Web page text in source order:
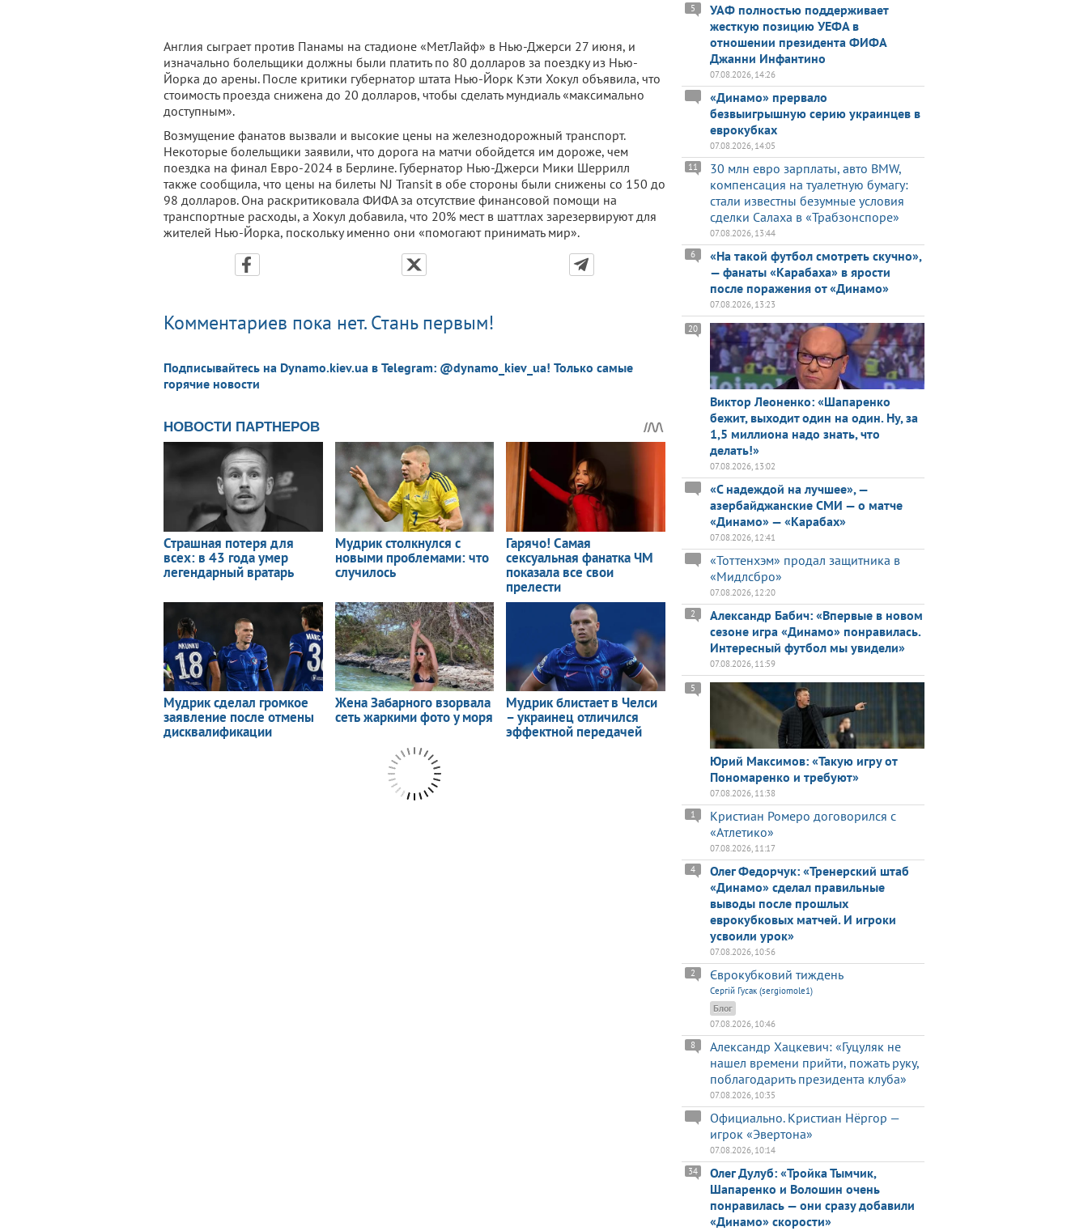
Англия сыграет против Панамы на стадионе «МетЛайф» в Нью-Джерси 27 июня, и
изначально болельщики должны были платить по 80 долларов за поездку из Нью-
Йорка до арены. После критики губернатор штата Нью-Йорк Кэти Хокул объявила, что
стоимость проезда снижена до 20 долларов, чтобы сделать мундиаль «максимально
доступным».
Возмущение фанатов вызвали и высокие цены на железнодорожный транспорт.
Некоторые болельщики заявили, что дорога на матчи обойдется им дороже, чем
поездка на финал Евро-2024 в Берлине. Губернатор Нью-Джерси Мики Шеррилл
также сообщила, что цены на билеты NJ Transit в обе стороны были снижены со 150 до
98 долларов. Она раскритиковала ФИФА за отсутствие финансовой помощи на
транспортные расходы, а Хокул добавила, что 20% мест в шаттлах зарезервируют для
жителей Нью-Йорка, поскольку именно они «помогают принимать мир».
Комментариев пока нет. Стань первым!
Подписывайтесь на Dynamo.kiev.ua в Telegram: @dynamo_kiev_ua! Только самые
горячие новости
УАФ полностью поддерживает
жесткую позицию УЕФА в
отношении президента ФИФА
Джанни Инфантино
5
07.08.2026, 14:26
«Динамо» прервало
безвыигрышную серию украинцев в
еврокубках
07.08.2026, 14:05
30 млн евро зарплаты, авто BMW,
компенсация на туалетную бумагу:
стали известны безумные условия
сделки Салаха в «Трабзонспоре»
11
07.08.2026, 13:44
«На такой футбол смотреть скучно»,
— фанаты «Карабаха» в ярости
после поражения от «Динамо»
6
07.08.2026, 13:23
Виктор Леоненко: «Шапаренко
бежит, выходит один на один. Ну, за
1,5 миллиона надо знать, что
делать!»
20
07.08.2026, 13:02
«С надеждой на лучшее», —
азербайджанские СМИ — о матче
«Динамо» — «Карабах»
07.08.2026, 12:41
«Тоттенхэм» продал защитника в
«Мидлсбро»
07.08.2026, 12:20
Александр Бабич: «Впервые в новом
сезоне игра «Динамо» понравилась.
Интересный футбол мы увидели»
2
07.08.2026, 11:59
Юрий Максимов: «Такую игру от
Пономаренко и требуют»
5
07.08.2026, 11:38
Кристиан Ромеро договорился с
«Атлетико»
1
07.08.2026, 11:17
Олег Федорчук: «Тренерский штаб
«Динамо» сделал правильные
выводы после прошлых
еврокубковых матчей. И игроки
усвоили урок»
4
07.08.2026, 10:56
Єврокубковий тиждень
2
Сергій Гусак (sergiomole1)
Блог
07.08.2026, 10:46
Александр Хацкевич: «Гуцуляк не
нашел времени прийти, пожать руку,
поблагодарить президента клуба»
8
07.08.2026, 10:35
Официально. Кристиан Нёргор —
игрок «Эвертона»
07.08.2026, 10:14
Олег Дулуб: «Тройка Тымчик,
Шапаренко и Волошин очень
понравилась — они сразу добавили
«Динамо» скорости»
34